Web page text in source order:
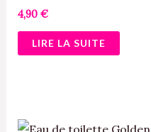
4,90 €
LIRE LA SUITE